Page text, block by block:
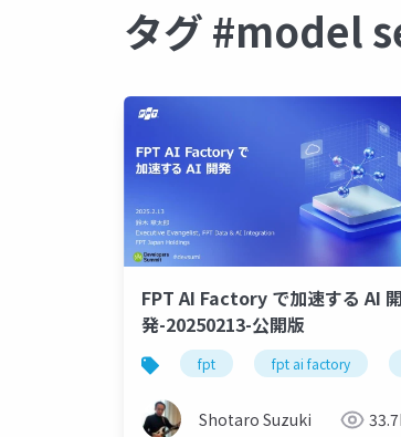
タグ #model
FPT AI Factory で加速する AI 開
発-20250213-公開版
fpt fpt ai factory
Shotaro Suzuki